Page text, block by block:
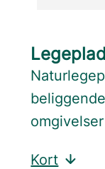
omgivelser
Kort